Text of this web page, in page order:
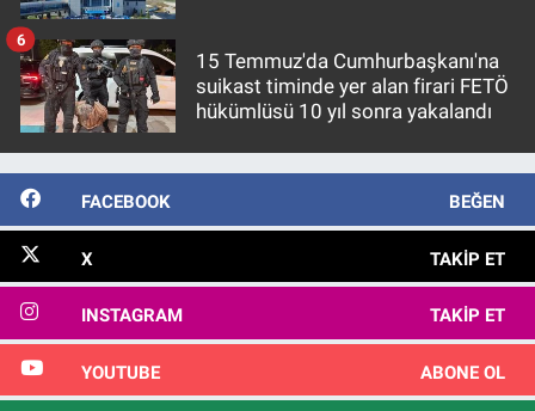
15 Temmuz'da Cumhurbaşkanı'na
suikast timinde yer alan firari FETÖ
hükümlüsü 10 yıl sonra yakalandı
6
FACEBOOK BEĞEN
X TAKIP ET
INSTAGRAM TAKIP ET
YOUTUBE ABONE OL